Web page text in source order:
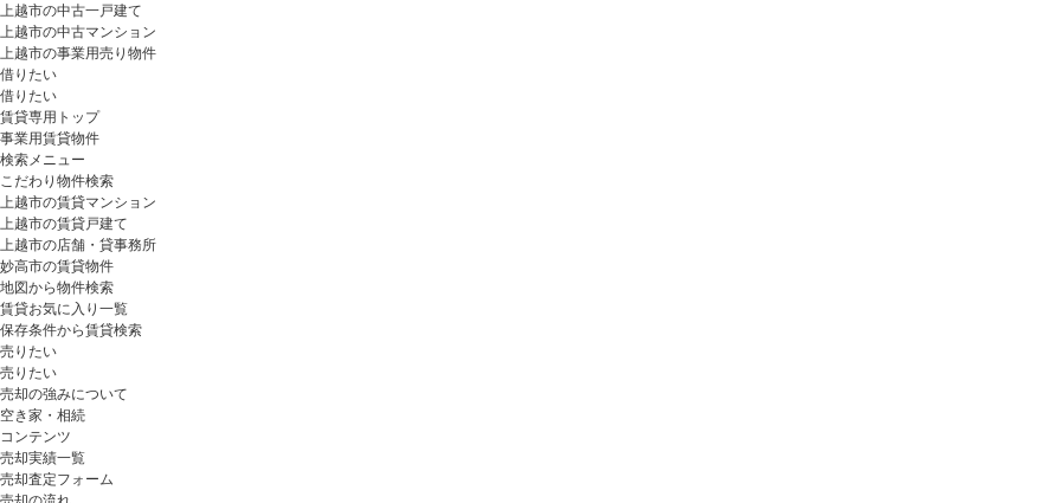
上越市の中古一戸建て
上越市の中古マンション
上越市の事業用売り物件
借りたい
借りたい
賃貸専用トップ
事業用賃貸物件
検索メニュー
こだわり物件検索
上越市の賃貸マンション
上越市の賃貸戸建て
上越市の店舗・貸事務所
妙高市の賃貸物件
地図から物件検索
賃貸お気に入り一覧
保存条件から賃貸検索
売りたい
売りたい
売却の強みについて
空き家・相続
コンテンツ
売却実績一覧
売却査定フォーム